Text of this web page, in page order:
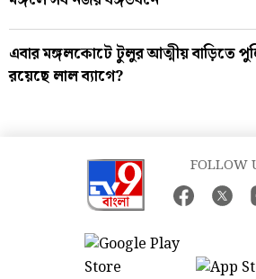
এবার মঙ্গলকোটে টুলুর আত্মীয় বাড়িতে
রয়েছে লাল ব্যাগে?
FOLLOW